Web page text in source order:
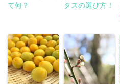
て何？
タスの選び方！